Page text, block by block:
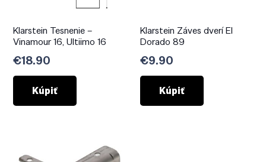
Klarstein Tesnenie –
Vinamour 16, Ultiimo 16
€18.90
Kúpiť
Klarstein Záves dverí El
Dorado 89
€9.90
Kúpiť